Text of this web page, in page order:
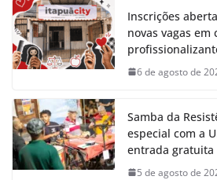
Inscrições
novas vagas em
6 de agosto de
Samba da
especial com a
entrada gratuita
5 de agosto de